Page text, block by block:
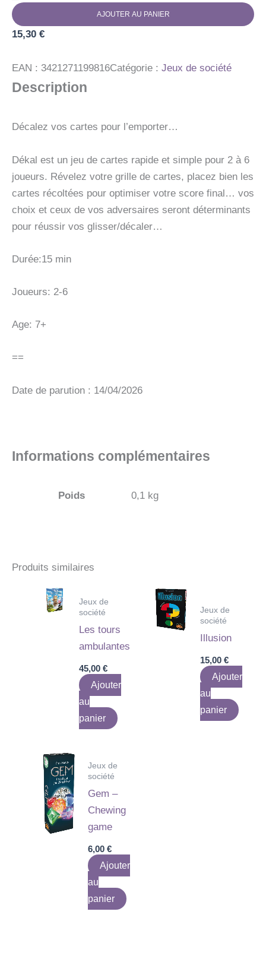
AJOUTER AU PANIER
15,30 €
EAN : 3421271199816Catégorie : Jeux de société
Description
Décalez vos cartes pour l’emporter…
Dékal est un jeu de cartes rapide et simple pour 2 à 6
joueurs. Révelez votre grille de cartes, placez bien les
cartes récoltées pour optimiser votre score final… vos
choix et ceux de vos adversaires seront déterminants
pour réussir vos glisser/décaler…
Durée:15 min
Joueurs: 2-6
Age: 7+
==
Date de parution : 14/04/2026
Informations complémentaires
Poids 0,1 kg
Produits similaires
Jeux de
société
Les tours
ambulantes
45,00€
Ajouter
au
panier
Jeux de
société
Illusion
15,00 €
Ajouter
au
panier
Jeux de
société
Gem –
Chewing
game
6,00€
Ajouter
au
panier